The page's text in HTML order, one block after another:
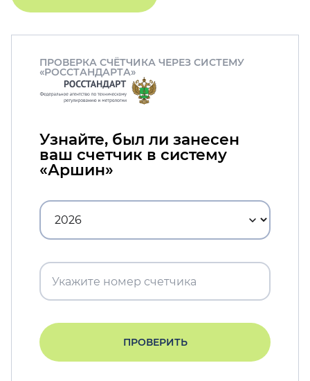
ПРОВЕРКА СЧЁТЧИКА ЧЕРЕЗ СИСТЕМУ
«РОССТАНДАРТА»
Узнайте, был ли занесен
ваш счетчик в систему
«Аршин»
ПРОВЕРИТЬ